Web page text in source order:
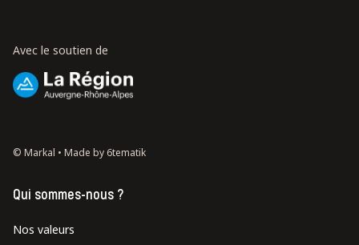
Avec le soutien de
© Markal • Made by 6tematik
Qui sommes-nous ?
Nos valeurs